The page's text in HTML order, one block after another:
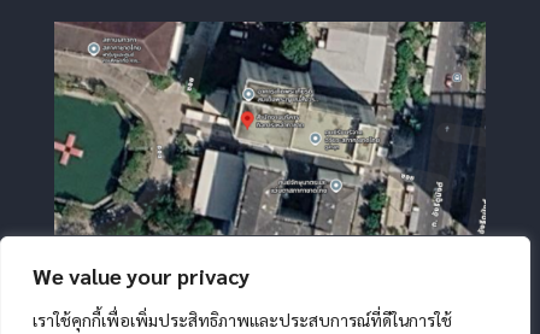
We value your privacy
เราใช้คุกกี้เพื่อเพิ่มประสิทธิภาพและประสบการณ์ที่ดีในการใช้